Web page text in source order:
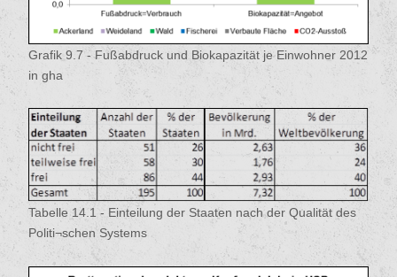
Grafik 9.7 - Fußabdruck und Biokapazität je Einwohner 2012
in gha
Tabelle 14.1 - Einteilung der Staaten nach der Qualität des
Politi¬schen Systems